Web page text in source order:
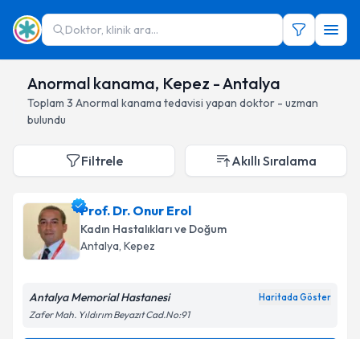
Doktor, klinik ara...
Anormal kanama, Kepez - Antalya
Toplam 3 Anormal kanama tedavisi yapan doktor - uzman
bulundu
Filtrele Akıllı Sıralama
Prof. Dr. Onur Erol
Kadın Hastalıkları ve Doğum
Antalya, Kepez
Antalya Memorial Hastanesi Haritada Göster
Zafer Mah. Yıldırım Beyazıt Cad.No:91